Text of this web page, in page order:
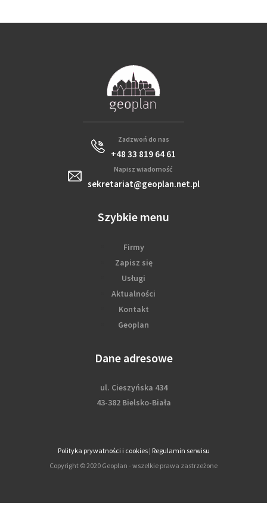
Zadzwoń do nas
+48 33 819 64 61
Napisz wiadomość
sekretariat@geoplan.net.pl
Szybkie menu
Firmy
Zapisz się
Usługi
Aktualności
Kontakt
Geoplan
Dane adresowe
ul. Cieszyńska 434
43-382 Bielsko-Biała
Polityka prywatności i cookies| Regulamin serwisu
Copyright © 2020 Geoplan - wszelkie prawa zastrzeżone